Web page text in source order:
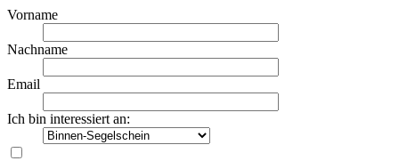
Vorname
Nachname
Email
Ich bin interessiert an: